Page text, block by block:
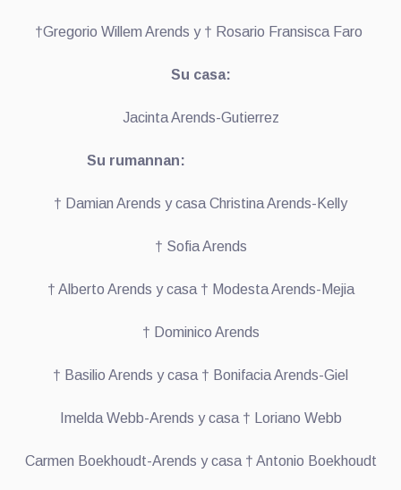
†Gregorio Willem Arends y † Rosario Fransisca Faro
Su casa:
Jacinta Arends-Gutierrez
Su rumannan:
† Damian Arends y casa Christina Arends-Kelly
† Sofia Arends
† Alberto Arends y casa † Modesta Arends-Mejia
† Dominico Arends
† Basilio Arends y casa † Bonifacia Arends-Giel
Imelda Webb-Arends y casa † Loriano Webb
Carmen Boekhoudt-Arends y casa † Antonio Boekhoudt